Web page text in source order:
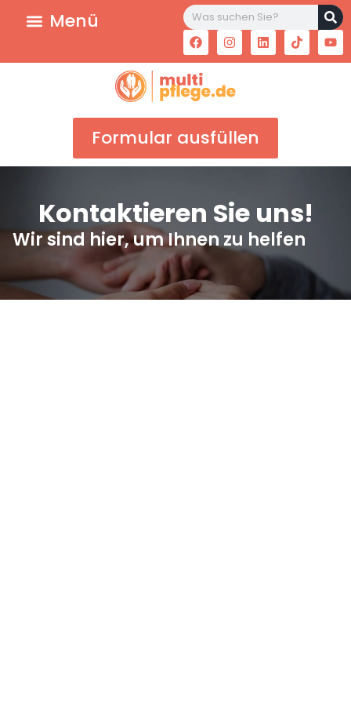
Formular ausfüllen
Kontaktieren Sie uns!​
Wir sind hier, um Ihnen zu helfen